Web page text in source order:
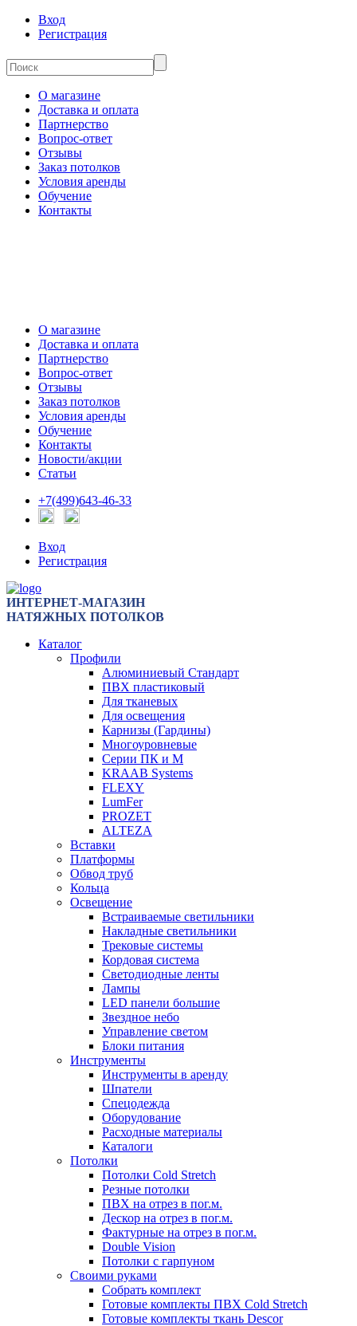
Вход
Регистрация
О магазине
Доставка и оплата
Партнерство
Вопрос-ответ
Отзывы
Заказ потолков
Условия аренды
Обучение
Контакты
О магазине
Доставка и оплата
Партнерство
Вопрос-ответ
Отзывы
Заказ потолков
Условия аренды
Обучение
Контакты
Новости/акции
Статьи
+7(499)643-46-33
Вход
Регистрация
ИНТЕРНЕТ-МАГАЗИН
НАТЯЖНЫХ ПОТОЛКОВ
Каталог
Профили
Алюминиевый Стандарт
ПВХ пластиковый
Для тканевых
Для освещения
Карнизы (Гардины)
Многоуровневые
Серии ПК и М
KRAAB Systems
FLEXY
LumFer
PROZET
ALTEZA
Вставки
Платформы
Обвод труб
Кольца
Освещение
Встраиваемые светильники
Накладные светильники
Трековые системы
Кордовая система
Светодиодные ленты
Лампы
LED панели большие
Звездное небо
Управление светом
Блоки питания
Инструменты
Инструменты в аренду
Шпатели
Спецодежда
Оборудование
Расходные материалы
Каталоги
Потолки
Потолки Cold Stretch
Резные потолки
ПВХ на отрез в пог.м.
Дескор на отрез в пог.м.
Фактурные на отрез в пог.м.
Double Vision
Потолки с гарпуном
Своими руками
Собрать комплект
Готовые комплекты ПВХ Cold Stretch
Готовые комплекты ткань Descor